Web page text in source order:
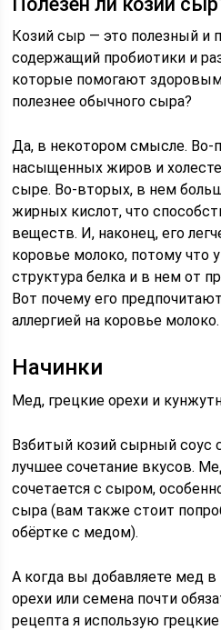
Козий сыр — это полезный и
содержащий пробиотики и
которые помогают
полезнее обычного сыра?
Да, в некотором смысле.
насыщенных жиров и
сыре. Во-вторых, в нем
жирных кислот, что
веществ. И, наконец, его
коровье молоко, потому что
структура белка и в нем от
Вот почему его
аллергией на коровье молоко.
Начинки
Мед, грецкие орехи и
Взбитый козий сырный соус
лучшее сочетание вкусов.
сочетается с сыром,
сыра (вам также стоит
обёртке с медом).
А когда вы добавляете мед
орехи или семена почти
рецепта я использую